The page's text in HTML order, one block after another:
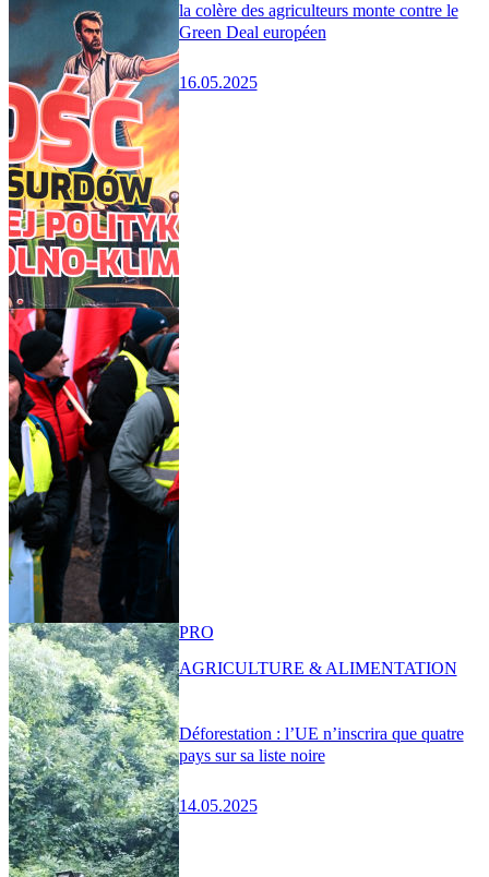
la colère des agriculteurs monte contre le
Green Deal européen
16.05.2025
Déforestation : l’UE n’inscrira que quatre
pays sur sa liste noire
14.05.2025
PRO
AGRICULTURE & ALIMENTATION